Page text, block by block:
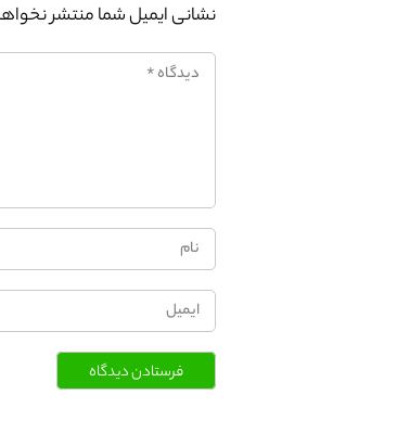
نشانی ایمیل شما منتشر
فرستادن دیدگاه